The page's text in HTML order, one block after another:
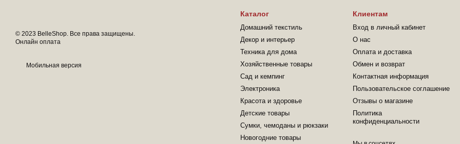
© 2023 BelleShop. Все права защищены.
Онлайн оплата
Мобильная версия
Каталог
Домашний текстиль
Декор и интерьер
Техника для дома
Хозяйственные товары
Сад и кемпинг
Электроника
Красота и здоровье
Детские товары
Сумки, чемоданы и рюкзаки
Новогодние товары
Клиентам
Вход в личный кабинет
О нас
Оплата и доставка
Обмен и возврат
Контактная информация
Пользовательское соглашение
Отзывы о магазине
Политика
конфиденциальности